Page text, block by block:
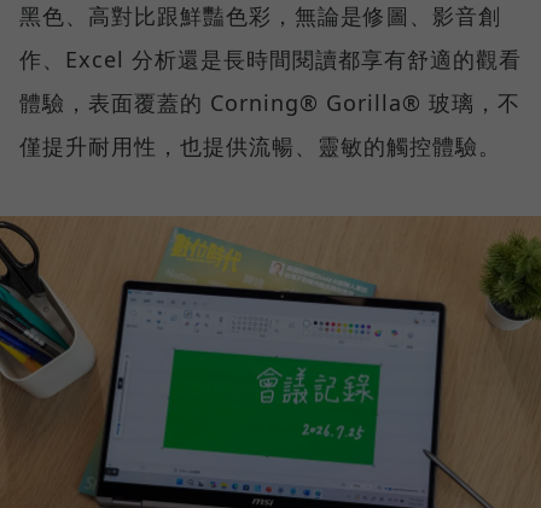
黑色、高對比跟鮮豔色彩，無論是修圖、影音創
作、Excel 分析還是長時間閱讀都享有舒適的觀看
體驗，表面覆蓋的 Corning® Gorilla® 玻璃，不
僅提升耐用性，也提供流暢、靈敏的觸控體驗。